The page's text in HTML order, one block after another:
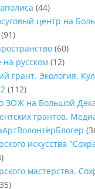
(44)
центр на
(91)
(60)
русском (12)
грант. Экология.
(112)
ЗОЖ на Большой
грантов.
искусства
мастерства.